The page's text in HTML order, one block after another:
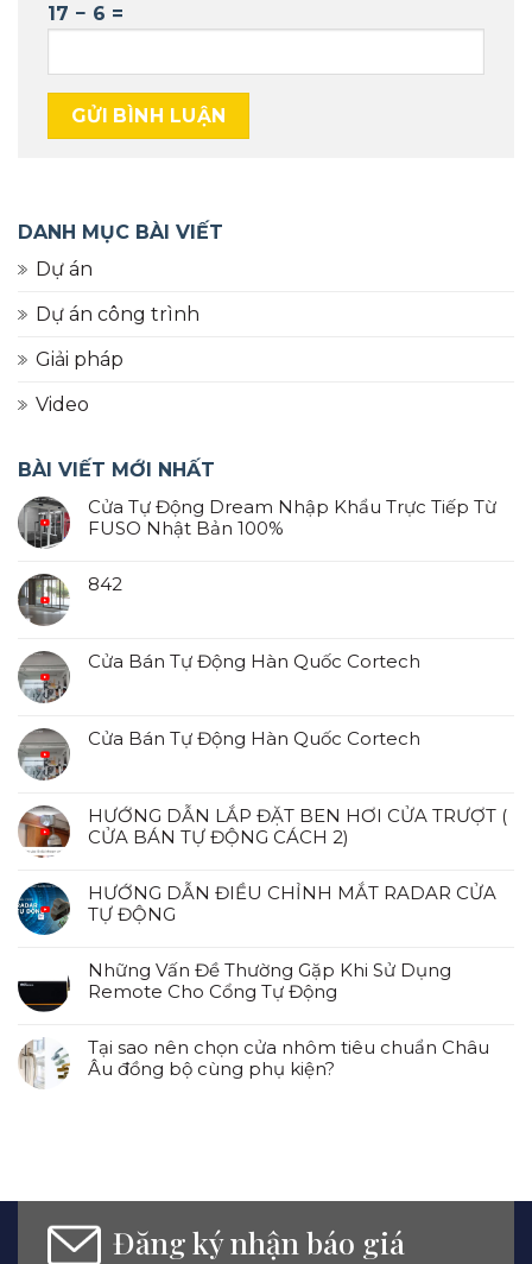
17 − 6 =
DANH MỤC BÀI VIẾT
Dự án
Dự án công trình
Giải pháp
Video
BÀI VIẾT MỚI NHẤT
Cửa Tự Động Dream Nhập Khẩu Trực Tiếp Từ
FUSO Nhật Bản 100%
842
Cửa Bán Tự Động Hàn Quốc Cortech
Cửa Bán Tự Động Hàn Quốc Cortech
HƯỚNG DẪN LẮP ĐẶT BEN HƠI CỬA TRƯỢT (
CỬA BÁN TỰ ĐỘNG CÁCH 2)
HƯỚNG DẪN ĐIỀU CHỈNH MẮT RADAR CỬA
TỰ ĐỘNG
Những Vấn Đề Thường Gặp Khi Sử Dụng
Remote Cho Cổng Tự Động
Tại sao nên chọn cửa nhôm tiêu chuẩn Châu
Âu đồng bộ cùng phụ kiện?
Đăng ký nhận báo giá